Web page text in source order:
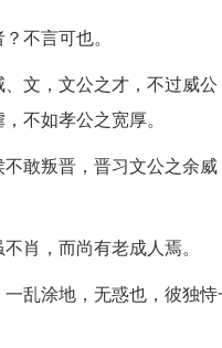
不言可也。
文，文公之才，不过威
不如孝公之宽厚。
敢叛晋，晋习文公之余
肖，而尚有老成人焉。
乱涂地，无惑也，彼独